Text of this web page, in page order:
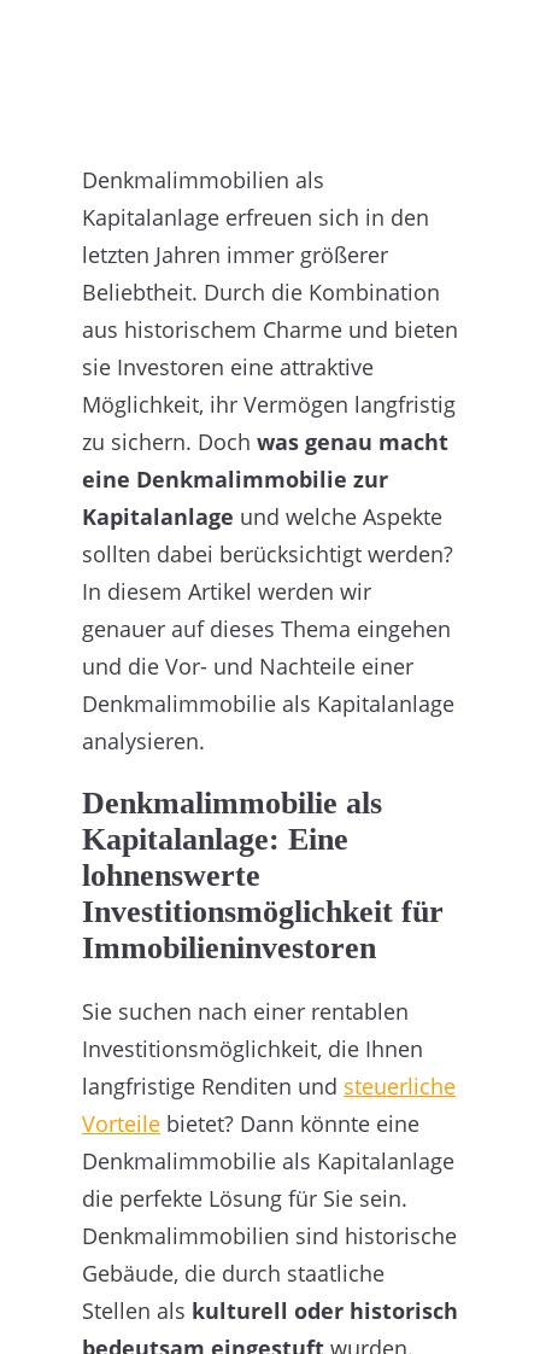
Denkmalimmobilien als
Kapitalanlage erfreuen sich in den
letzten Jahren immer größerer
Beliebtheit. Durch die Kombination
aus historischem Charme und bieten
sie Investoren eine attraktive
Möglichkeit, ihr Vermögen langfristig
zu sichern. Doch was genau macht
eine Denkmalimmobilie zur
Kapitalanlage und welche Aspekte
sollten dabei berücksichtigt werden?
In diesem Artikel werden wir
genauer auf dieses Thema eingehen
und die Vor- und Nachteile einer
Denkmalimmobilie als Kapitalanlage
analysieren.
Denkmalimmobilie als
Kapitalanlage: Eine
lohnenswerte
Investitionsmöglichkeit für
Immobilieninvestoren
Sie suchen nach einer rentablen
Investitionsmöglichkeit, die Ihnen
langfristige Renditen und steuerliche
Vorteile bietet? Dann könnte eine
Denkmalimmobilie als Kapitalanlage
die perfekte Lösung für Sie sein.
Denkmalimmobilien sind historische
Gebäude, die durch staatliche
Stellen als kulturell oder historisch
bedeutsam eingestuft wurden.